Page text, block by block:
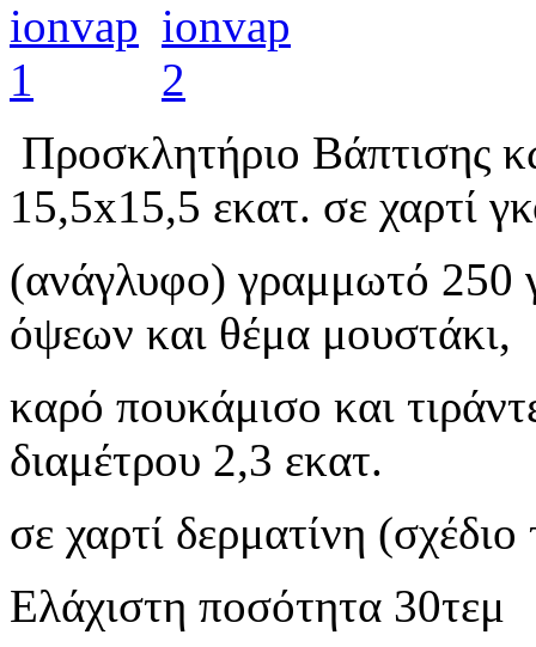
Προσκλητήριο Βάπτισης
15,5x15,5 εκατ. σε χαρτί
(ανάγλυφο) γραμμωτό 250
όψεων και θέμα μουστάκι,
καρό πουκάμισο και
διαμέτρου 2,3 εκατ.
σε χαρτί δερματίνη
Eλάχιστη ποσότητα 30τεμ